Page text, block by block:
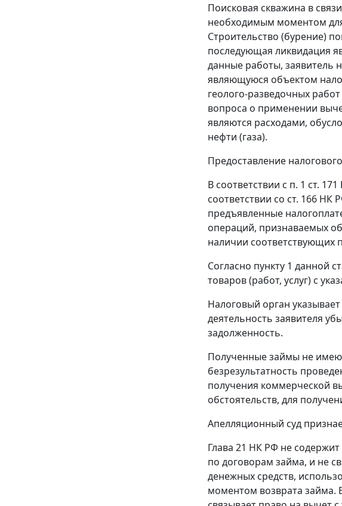
Поисковая скважина в
необходимым моментом для
Строительство (бурение)
последующая ликвидация
данные работы, заявитель
являющуюся объектом
геолого-разведочных
вопроса о применении
являются расходами,
нефти (газа).
Предоставление
В соответствии с п. 1 ст. 171
соответствии со ст. 166 НК
предъявленные
операций, признаваемых
наличии соответствующих
Согласно пункту 1 данной
товаров (работ, услуг) с
Налоговый орган
деятельность заявителя
задолженность.
Полученные займы не
безрезультатность
получения коммерческой
обстоятельств, для
Апелляционный суд
Глава 21 НК РФ не содержит
по договорам займа, и не
денежных средств,
моментом возврата займа.